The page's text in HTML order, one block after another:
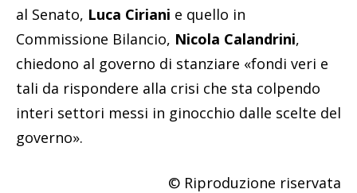
al Senato, Luca Ciriani e quello in
Commissione Bilancio, Nicola Calandrini,
chiedono al governo di stanziare «fondi veri e
tali da rispondere alla crisi che sta colpendo
interi settori messi in ginocchio dalle scelte del
governo».
© Riproduzione riservata